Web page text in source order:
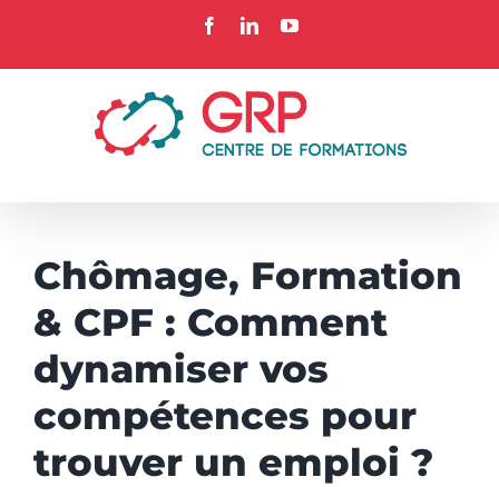
FacebookLinkedInYouTube
Chômage, Formation
& CPF : Comment
dynamiser vos
compétences pour
trouver un emploi ?